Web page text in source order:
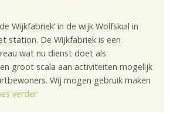
Wijkfabriek’ in de wijk Wolfskuil in
station. De Wijkfabriek is een
wat nu dienst doet als
groot scala aan activiteiten mogelijk
Wij mogen gebruik maken
verder